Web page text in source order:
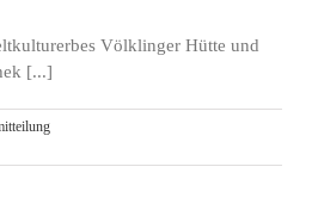
Völklinger Hütte und
[...]